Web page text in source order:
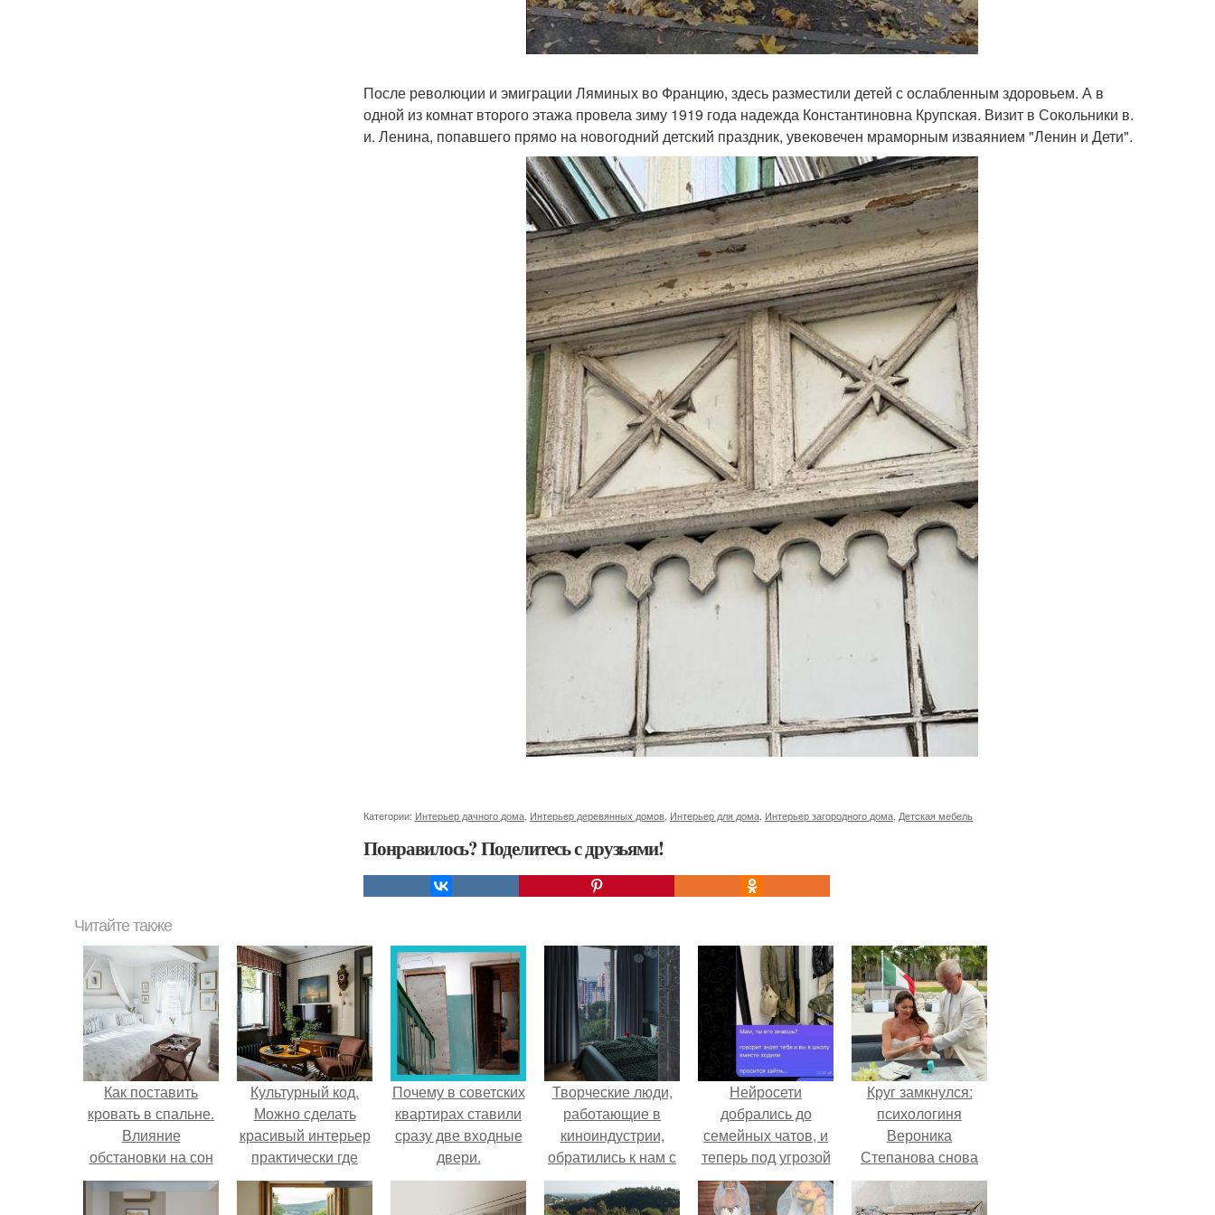
После революции и эмиграции Ляминых во Францию, здесь разместили детей с ослабленным здоровьем. А в
одной из комнат второго этажа провела зиму 1919 года надежда Константиновна Крупская. Визит в Сокольники в.
и. Ленина, попавшего прямо на новогодний детский праздник, увековечен мраморным изваянием "Ленин и Дети".
Категории: Интерьер дачного дома Интерьер деревянных домов Интерьер для дома Интерьер загородного дома Детская мебель
Понравилось? Поделитесь с друзьями!
Читайте также
Как поставить
кровать в спальне.
Влияние
обстановки на сон
Культурный код.
Можно сделать
красивый интерьер
практически где
угодно.
Почему в советских
квартирах ставили
сразу две входные
двери.
Творческие люди,
работающие в
киноиндустрии,
обратились к нам с
просьбой создать
интерьер для их
Нейросети
добрались до
семейных чатов, и
теперь под угрозой
мамины нервы.
Круг замкнулся:
психологиня
Вероника
Степанова снова
вышла замуж за
собственного